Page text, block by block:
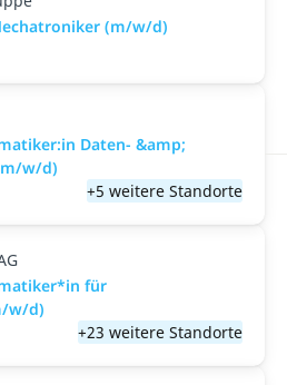
(m/w/d)
Daten- &amp;
w/d)
+5 weitere Standorte
für
w/d)
+23 weitere Standorte